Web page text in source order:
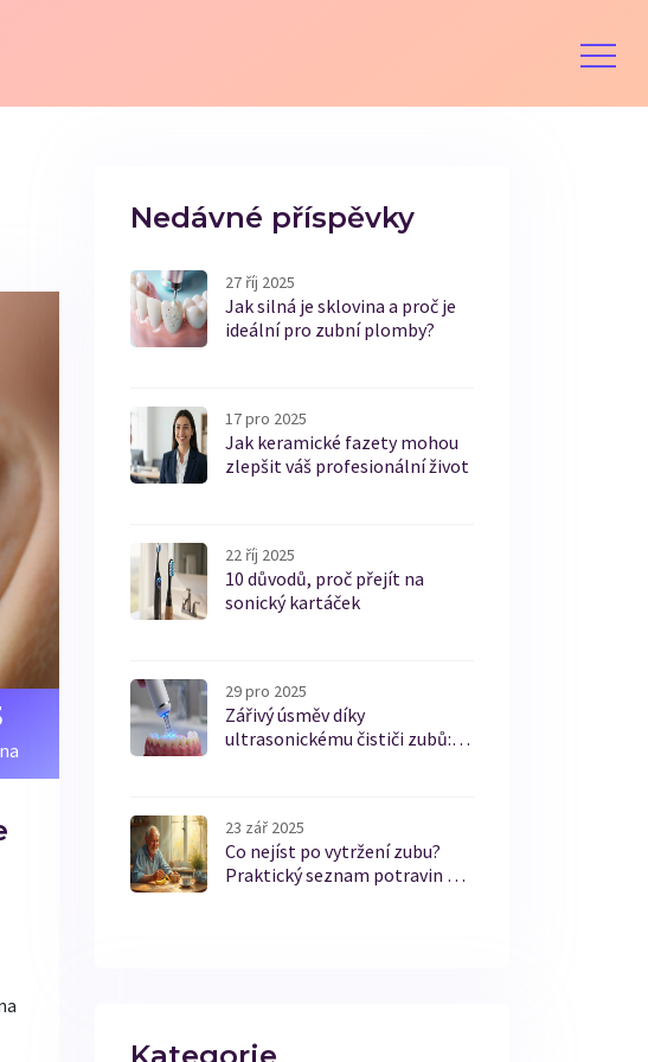
Nedávné příspěvky
27 říj 2025
Jak silná je sklovina a proč je
ideální pro zubní plomby?
17 pro 2025
Jak keramické fazety mohou
zlepšit váš profesionální život
22 říj 2025
10 důvodů, proč přejít na
sonický kartáček
29 pro 2025
Zářivý úsměv díky
ultrasonickému čističi zubů:
23 zář 2025
Co nejíst po vytržení zubu?
Praktický seznam potravin a